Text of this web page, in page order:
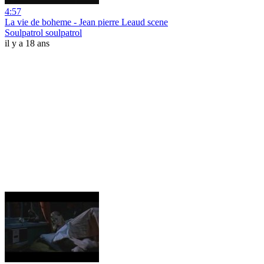
4:57
La vie de boheme - Jean pierre Leaud scene
Soulpatrol soulpatrol
il y a 18 ans